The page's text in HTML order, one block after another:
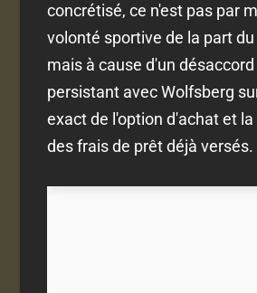
concrétisé, ce n'est pas par
volonté sportive de la part
mais à cause d'un
persistant avec Wolfsberg
exact de l'option d'achat et
des frais de prêt déjà versés.